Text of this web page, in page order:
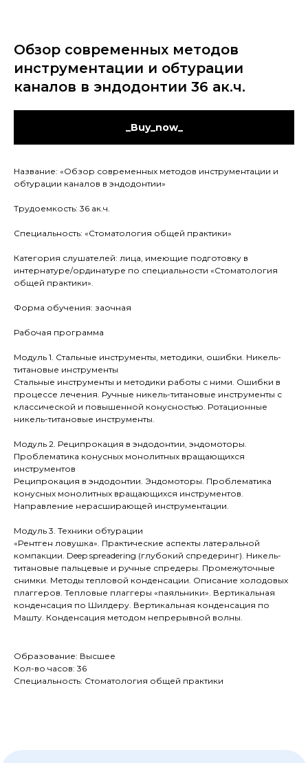
Обзор современных методов
инструментации и обтурации
каналов в эндодонтии 36 ак.ч.
_Buy_now_
Название: «Обзор современных методов инструментации и
обтурации каналов в эндодонтии»
Трудоемкость: 36 ак.ч.
Специальность: «Стоматология общей практики»
Категория слушателей: лица, имеющие подготовку в
интернатуре/ординатуре по специальности «Стоматология
общей практики».
Форма обучения: заочная
Рабочая программа
Модуль 1. Стальные инструменты, методики, ошибки. Никель-
титановые инструменты
Стальные инструменты и методики работы с ними. Ошибки в
процессе лечения. Ручные никель-титановые инструменты с
классической и повышенной конусностью. Ротационные
никель-титановые инструменты.
Модуль 2. Реципрокация в эндодонтии, эндомоторы.
Проблематика конусных монолитных вращающихся
инструментов
Реципрокация в эндодонтии. Эндомоторы. Проблематика
конусных монолитных вращающихся инструментов.
Направление нерасширающей инструментации.
Модуль 3. Техники обтурации
«Рентген ловушка». Практические аспекты латеральной
компакции. Deep spreadering (глубокий спредеринг). Никель-
титановые пальцевые и ручные спредеры. Промежуточные
снимки. Методы тепловой конденсации. Описание холодовых
плаггеров. Тепловые плаггеры «паяльники». Вертикальная
конденсация по Шилдеру. Вертикальная конденсация по
Машту. Конденсация методом непрерывной волны.
Образование: Высшее
Кол-во часов: 36
Специальность: Стоматология общей практики
Получи расчет
стоимости
обучения
со скидкой до 30%
Дайте ответ на несколько
вопросов и получите расчет
стоимости обучения
Один шаг - расчёт ваш